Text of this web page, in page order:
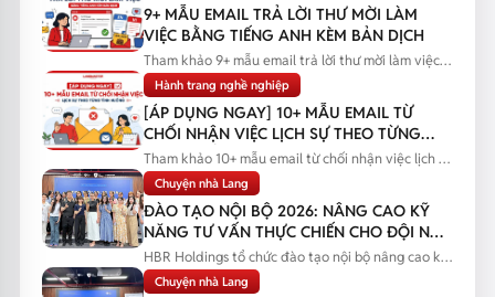
9+ MẪU EMAIL TRẢ LỜI THƯ MỜI LÀM
VIỆC BẰNG TIẾNG ANH KÈM BẢN DỊCH
Tham khảo 9+ mẫu email trả lời thư mời làm việc
bằng tiếng Anh kèm bản...
Hành trang nghề nghiệp
[ÁP DỤNG NGAY] 10+ MẪU EMAIL TỪ
CHỐI NHẬN VIỆC LỊCH SỰ THEO TỪNG
TÌNH HUỐNG
Tham khảo 10+ mẫu email từ chối nhận việc lịch sự
theo từng tình huống...
Chuyện nhà Lang
ĐÀO TẠO NỘI BỘ 2026: NÂNG CAO KỸ
NĂNG TƯ VẤN THỰC CHIẾN CHO ĐỘI NGŨ
SALES
HBR Holdings tổ chức đào tạo nội bộ nâng cao kỹ
năng tư vấn thực chiến...
Chuyện nhà Lang